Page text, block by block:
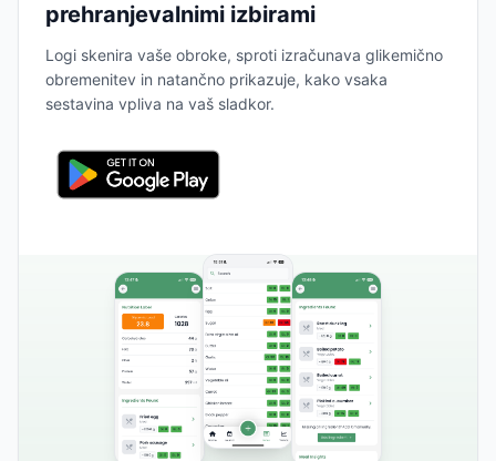
prehranjevalnimi izbirami
Logi skenira vaše obroke, sproti izračunava glikemično
obremenitev in natančno prikazuje, kako vsaka
sestavina vpliva na vaš sladkor.